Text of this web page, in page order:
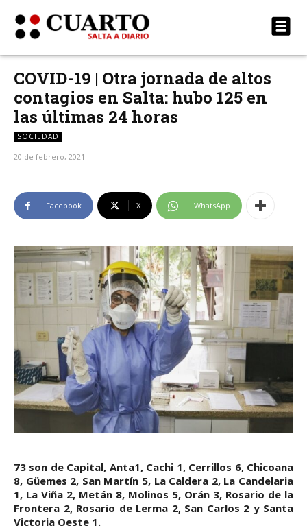
COVID-19 | Otra jornada de altos
contagios en Salta: hubo 125 en
las últimas 24 horas
SOCIEDAD
20 de febrero, 2021
Facebook X WhatsApp
73 son de Capital, Anta1, Cachi 1, Cerrillos 6, Chicoana
8, Güemes 2, San Martín 5, La Caldera 2, La Candelaria
1, La Viña 2, Metán 8, Molinos 5, Orán 3, Rosario de la
Frontera 2, Rosario de Lerma 2, San Carlos 2 y Santa
Victoria Oeste 1.